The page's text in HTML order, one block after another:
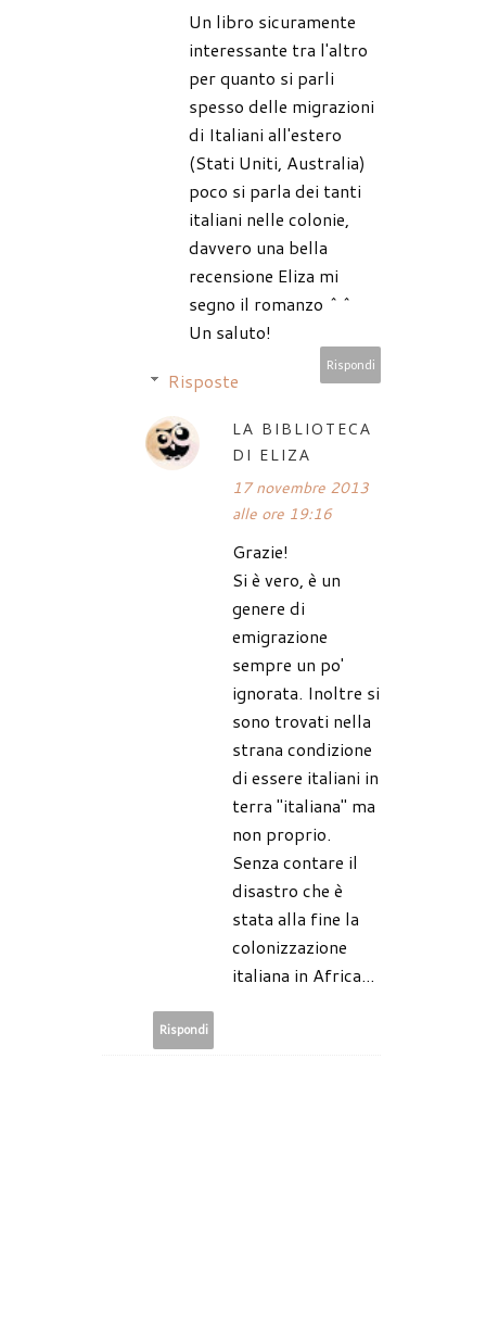
Un libro sicuramente
interessante tra l'altro
per quanto si parli
spesso delle migrazioni
di Italiani all'estero
(Stati Uniti, Australia)
poco si parla dei tanti
italiani nelle colonie,
davvero una bella
recensione Eliza mi
segno il romanzo ^^
Un saluto!
Rispondi
Risposte
LA BIBLIOTECA
DI ELIZA
17 novembre 2013
alle ore 19:16
Grazie!
Si è vero, è un
genere di
emigrazione
sempre un po'
ignorata. Inoltre si
sono trovati nella
strana condizione
di essere italiani in
terra "italiana" ma
non proprio.
Senza contare il
disastro che è
stata alla fine la
colonizzazione
italiana in Africa...
Rispondi